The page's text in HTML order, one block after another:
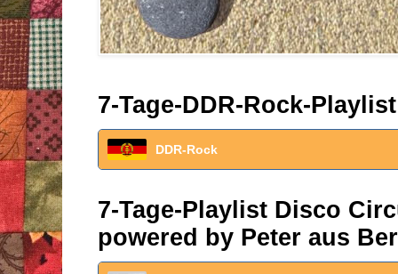
7-Tage-DDR-Rock-
DDR-Rock
7-Tage-Playlist Disco
powered by Peter aus